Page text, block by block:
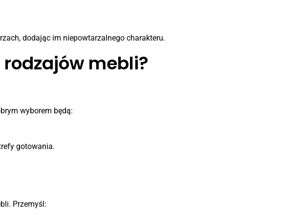
dodając im niepowtarzalnego charakteru.
mebli?
wyborem będą:
gotowania.
Przemyśl: